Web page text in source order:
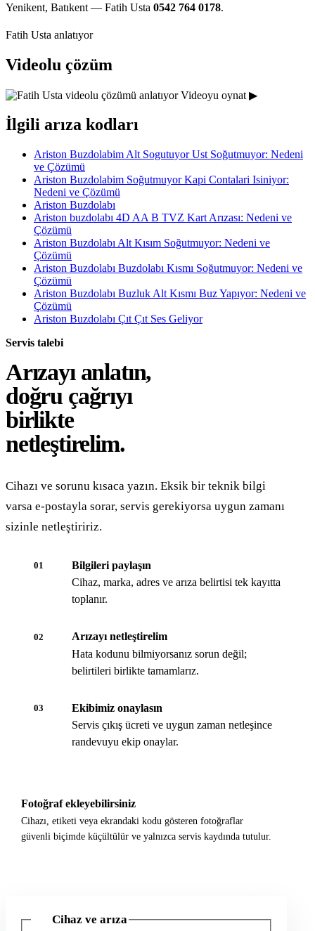
Yenikent, Batıkent — Fatih Usta 0542 764 0178.
Fatih Usta anlatıyor
Videolu çözüm
Videoyu oynat ▶
İlgili arıza kodları
Ariston Buzdolabim Alt Sogutuyor Ust Soğutmuyor: Nedeni
ve Çözümü
Ariston Buzdolabim Soğutmuyor Kapi Contalari Isiniyor:
Nedeni ve Çözümü
Ariston Buzdolabı
Ariston buzdolabı 4D AA B TVZ Kart Arızası: Nedeni ve
Çözümü
Ariston Buzdolabı Alt Kısım Soğutmuyor: Nedeni ve
Çözümü
Ariston Buzdolabı Buzdolabı Kısmı Soğutmuyor: Nedeni ve
Çözümü
Ariston Buzdolabı Buzluk Alt Kısmı Buz Yapıyor: Nedeni ve
Çözümü
Ariston Buzdolabı Çıt Çıt Ses Geliyor
Servis talebi
Arızayı anlatın,
doğru çağrıyı
birlikte
netleştirelim.
Cihazı ve sorunu kısaca yazın. Eksik bir teknik bilgi
varsa e-postayla sorar, servis gerekiyorsa uygun zamanı
sizinle netleştiririz.
01
Bilgileri paylaşın
Cihaz, marka, adres ve arıza belirtisi tek kayıtta
toplanır.
02
Arızayı netleştirelim
Hata kodunu bilmiyorsanız sorun değil;
belirtileri birlikte tamamlarız.
03
Ekibimiz onaylasın
Servis çıkış ücreti ve uygun zaman netleşince
randevuyu ekip onaylar.
Fotoğraf ekleyebilirsiniz
Cihazı, etiketi veya ekrandaki kodu gösteren fotoğraflar
güvenli biçimde küçültülür ve yalnızca servis kaydında tutulur.
Cihaz ve arıza